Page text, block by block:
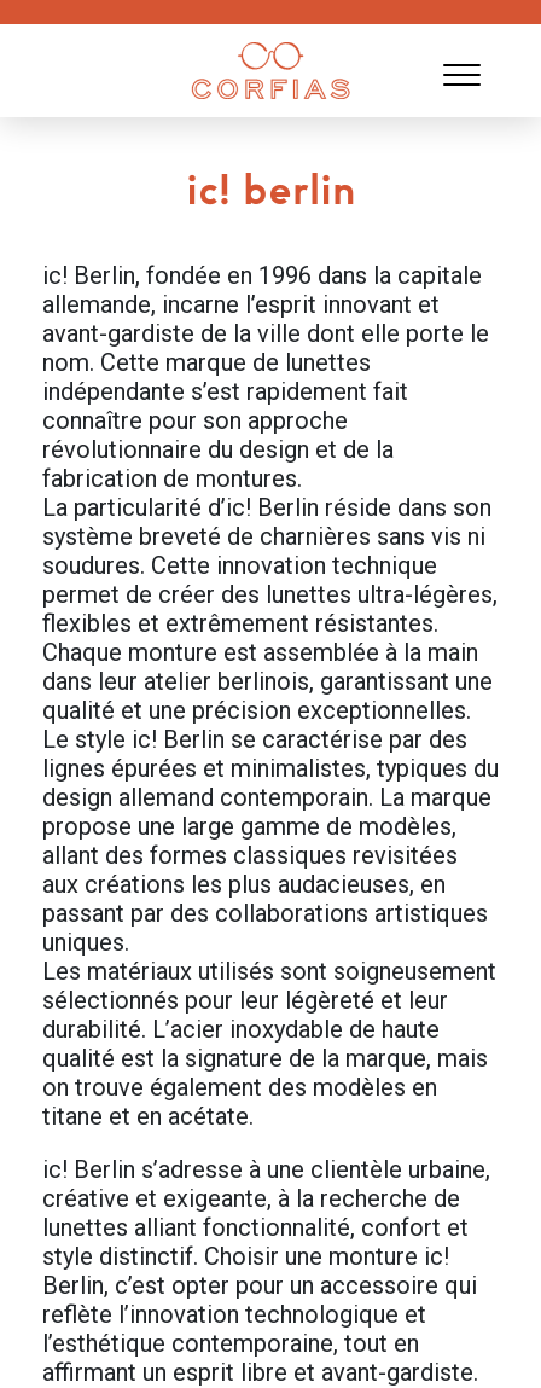
ic! berlin
ic! Berlin, fondée en 1996 dans la capitale
allemande, incarne l’esprit innovant et
avant-gardiste de la ville dont elle porte le
nom. Cette marque de lunettes
indépendante s’est rapidement fait
connaître pour son approche
révolutionnaire du design et de la
fabrication de montures.
La particularité d’ic! Berlin réside dans son
système breveté de charnières sans vis ni
soudures. Cette innovation technique
permet de créer des lunettes ultra-légères,
flexibles et extrêmement résistantes.
Chaque monture est assemblée à la main
dans leur atelier berlinois, garantissant une
qualité et une précision exceptionnelles.
Le style ic! Berlin se caractérise par des
lignes épurées et minimalistes, typiques du
design allemand contemporain. La marque
propose une large gamme de modèles,
allant des formes classiques revisitées
aux créations les plus audacieuses, en
passant par des collaborations artistiques
uniques.
Les matériaux utilisés sont soigneusement
sélectionnés pour leur légèreté et leur
durabilité. L’acier inoxydable de haute
qualité est la signature de la marque, mais
on trouve également des modèles en
titane et en acétate.
ic! Berlin s’adresse à une clientèle urbaine,
créative et exigeante, à la recherche de
lunettes alliant fonctionnalité, confort et
style distinctif. Choisir une monture ic!
Berlin, c’est opter pour un accessoire qui
reflète l’innovation technologique et
l’esthétique contemporaine, tout en
affirmant un esprit libre et avant-gardiste.